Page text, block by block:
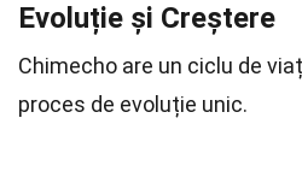
Evoluție și Creștere
Chimecho are un ciclu de
proces de evoluție unic.